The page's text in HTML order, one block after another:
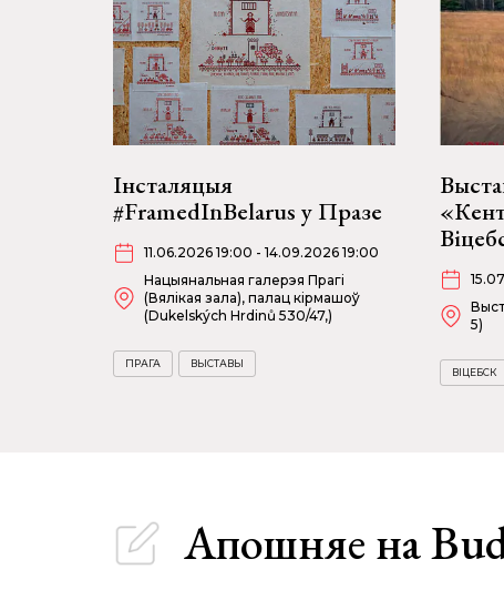
Інсталяцыя
#FramedInBelarus у Празе
11.06.2026 19:00 - 14.09.2026 19:00
Нацыянальная галерэя Прагі
(Вялікая зала), палац кірмашоў
(Dukelských Hrdinů 530/47,)
ПРАГА ВЫСТАВЫ
5)
ВІЦЕБСК
Апошняе на